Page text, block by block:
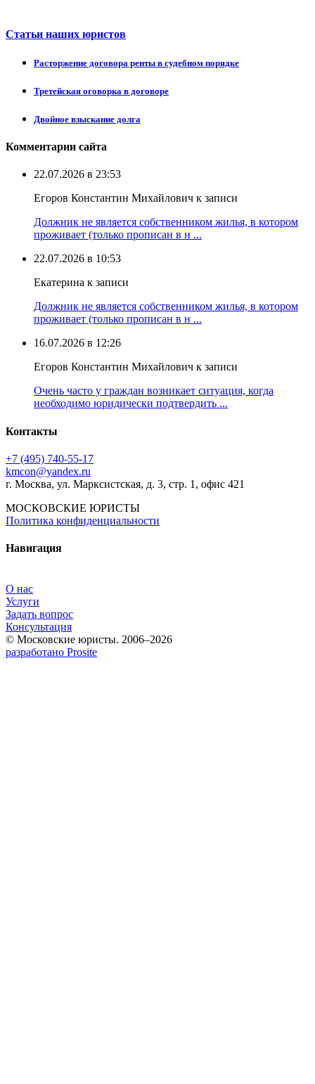
Статьи наших юристов
Расторжение договора ренты в судебном порядке
Третейская оговорка в договоре
Двойное взыскание долга
Комментарии сайта
22.07.2026 в 23:53
Егоров Константин Михайлович к записи
Должник не является собственником жилья, в котором
проживает (только прописан в н ...
22.07.2026 в 10:53
Екатерина к записи
Должник не является собственником жилья, в котором
проживает (только прописан в н ...
16.07.2026 в 12:26
Егоров Константин Михайлович к записи
Очень часто у граждан возникает ситуация, когда
необходимо юридически подтвердить ...
Контакты
+7 (495) 740‑55‑17
kmcon@yandex.ru
г. Москва, ул. Марксистская, д. 3, стр. 1, офис 421
МОСКОВСКИЕ ЮРИСТЫ
Политика конфиденциальности
Навигация
О нас
Услуги
Задать вопрос
Консультация
© Московские юристы. 2006–2026
разработано Prosite